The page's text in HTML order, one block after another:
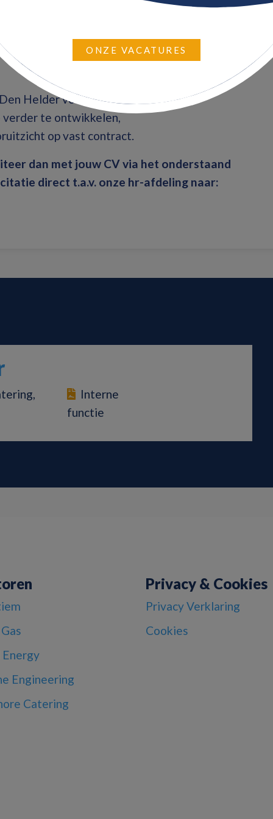
ONZE VACATURES
Helder voor de offshore sector,
te ontwikkelen,
op vast contract.
dan met jouw CV via het onderstaand
direct t.a.v. onze hr-afdeling naar:
Interne
functie
Engineering
Catering
Privacy & Cookies
Privacy Verklaring
Cookies